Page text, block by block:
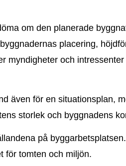
om den planerade
placering,
myndigheter och
även för en situationsplan,
storlek och byggnadens
på
för tomten och miljön.